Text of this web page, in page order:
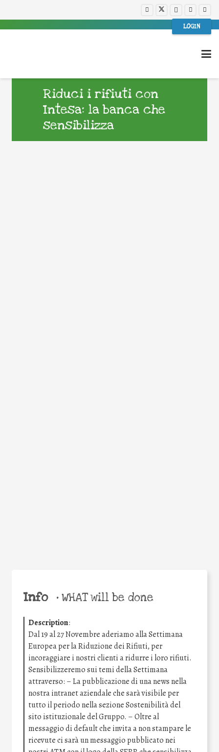
LOGIN
Riduci i rifiuti con
Intesa: la banca che
sensibilizza
Info •WHAT will be done
Description:
Dal 19 al 27 Novembre aderiamo alla Settimana
Europea per la Riduzione dei Rifiuti, per
incoraggiare i nostri clienti a ridurre i loro rifiuti.
Sensibilizzeremo sui temi della Settimana
attraverso: – La pubblicazione di una news nella
nostra intranet aziendale che sarà visibile per
tutto il periodo nella sezione Sostenibilità del
sito istituzionale del Gruppo. – Oltre al
messaggio di default che invita a non stampare le
ricevute ci sarà un messaggio pubblicato nei